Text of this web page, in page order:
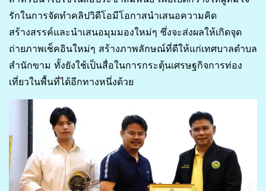
รักในการจัดทำคลิปวิดีโอมีโอกาสนำเสนอความคิด
สร้างสรรค์และนำเสนอมุมมองใหม่ๆ ซึ่งจะส่งผลให้เกิดจุด
ถ่ายภาพเช็คอินใหม่ๆ สร้างภาพลักษณ์ที่ดีให้แก่เทศบาลตำบล
สำนักขาม ทั้งยังใช้เป็นสื่อในการกระตุ้นเศรษฐกิจการท่อง
เที่ยวในพื้นที่ได้อีกทางหนึ่งด้วย